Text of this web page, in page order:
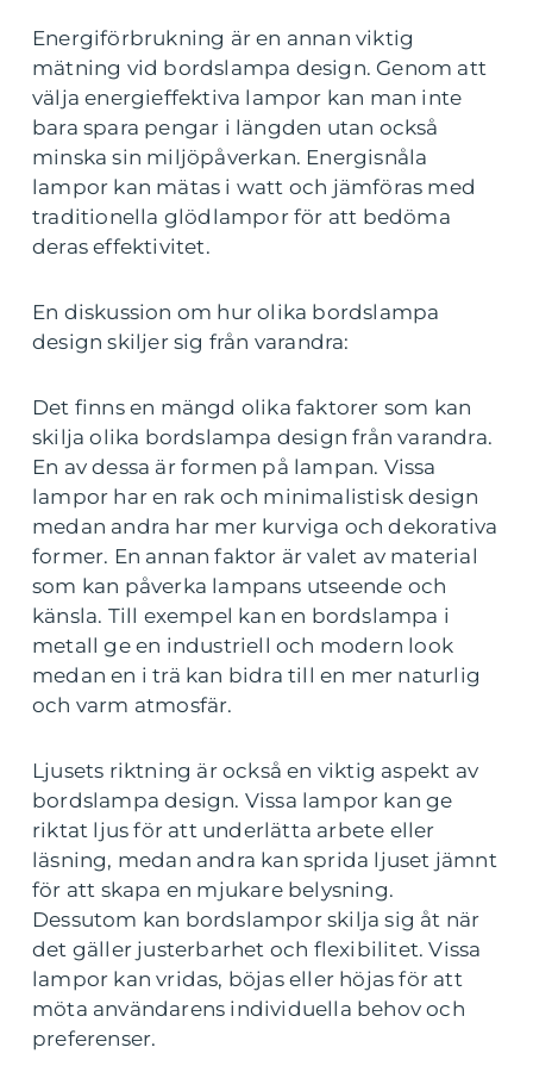
Energiförbrukning är en annan viktig
mätning vid bordslampa design. Genom att
välja energieffektiva lampor kan man inte
bara spara pengar i längden utan också
minska sin miljöpåverkan. Energisnåla
lampor kan mätas i watt och jämföras med
traditionella glödlampor för att bedöma
deras effektivitet.
En diskussion om hur olika bordslampa
design skiljer sig från varandra:
Det finns en mängd olika faktorer som kan
skilja olika bordslampa design från varandra.
En av dessa är formen på lampan. Vissa
lampor har en rak och minimalistisk design
medan andra har mer kurviga och dekorativa
former. En annan faktor är valet av material
som kan påverka lampans utseende och
känsla. Till exempel kan en bordslampa i
metall ge en industriell och modern look
medan en i trä kan bidra till en mer naturlig
och varm atmosfär.
Ljusets riktning är också en viktig aspekt av
bordslampa design. Vissa lampor kan ge
riktat ljus för att underlätta arbete eller
läsning, medan andra kan sprida ljuset jämnt
för att skapa en mjukare belysning.
Dessutom kan bordslampor skilja sig åt när
det gäller justerbarhet och flexibilitet. Vissa
lampor kan vridas, böjas eller höjas för att
möta användarens individuella behov och
preferenser.